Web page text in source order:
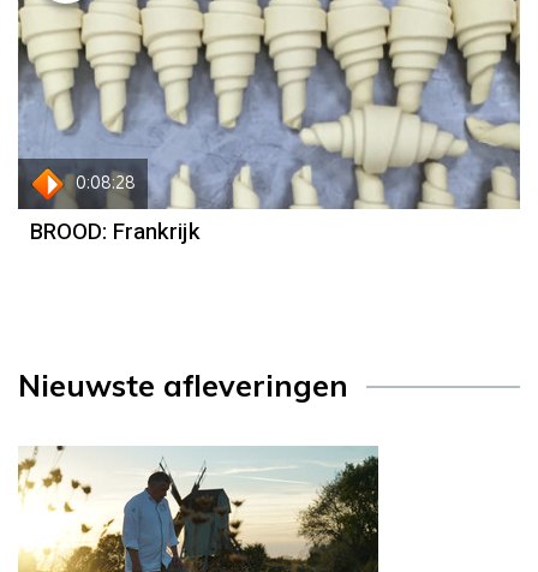
0:08:28
BROOD: Frankrijk
Nieuwste afleveringen